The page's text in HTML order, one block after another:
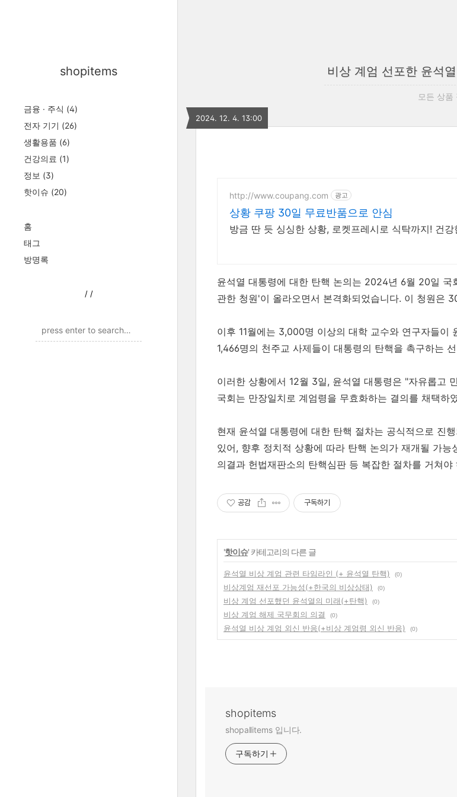
shopitems
금융 · 주식 (4)
전자 기기 (26)
생활용품 (6)
건강의료 (1)
정보 (3)
핫이슈 (20)
홈
태그
방명록
/ /
비상 계엄 선포한 윤석
모든 상품
2024. 12. 4. 13:00
http://www.coupang.com 광고
상황 쿠팡 30일 무료반품으로 안심
방금 딴 듯 싱싱한 상황, 로켓프레시로 식탁까지! 건
윤석열 대통령에 대한 탄핵 논의는 2024년 6월 20일
관한 청원'이 올라오면서 본격화되었습니다. 이 청원은
이후 11월에는 3,000명 이상의 대학 교수와 연구자들이
1,466명의 천주교 사제들이 대통령의 탄핵을 촉구하는
이러한 상황에서 12월 3일, 윤석열 대통령은 "자유롭고
국회는 만장일치로 계엄령을 무효화하는 결의를 채택
현재 윤석열 대통령에 대한 탄핵 절차는 공식적으로 진
있어, 향후 정치적 상황에 따라 탄핵 논의가 재개될 가
의결과 헌법재판소의 탄핵심판 등 복잡한 절차를 거쳐
공감 구독하기
'핫이슈' 카테고리의 다른 글
윤석열 비상 계엄 관련 타임라인 (+ 윤석열 탄핵) (0)
비상계엄 재선포 가능성(+한국의 비상상태)
(0)
비상 계엄 선포했던 윤석열의 미래(+탄핵)
(0)
비상 계엄 해제 국무회의 의결
(0)
윤석열 비상 계엄 외신 반응(+비상 계엄령 외신 반응)
(0)
shopitems
shopallitems 입니다.
구독하기